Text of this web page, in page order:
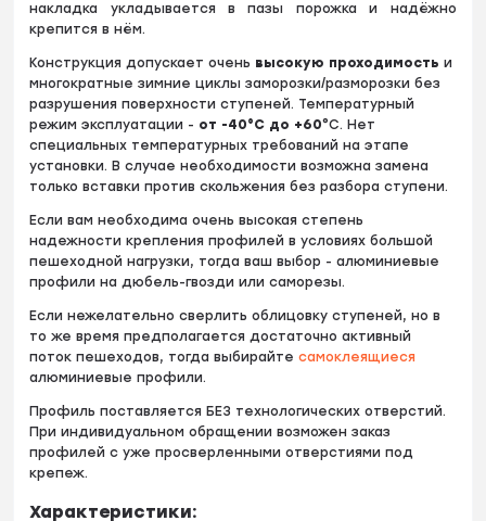
накладка укладывается в пазы порожка и надёжно
крепится в нём.
Конструкция допускает очень высокую проходимость и
многократные зимние циклы заморозки/разморозки без
разрушения поверхности ступеней. Температурный
режим эксплуатации - от -40°С до +60°С. Нет
специальных температурных требований на этапе
установки. В случае необходимости возможна замена
только вставки против скольжения без разбора ступени.
Если вам необходима очень высокая степень
надежности крепления профилей в условиях большой
пешеходной нагрузки, тогда ваш выбор - алюминиевые
профили на дюбель-гвозди или саморезы.
Если нежелательно сверлить облицовку ступеней, но в
то же время предполагается достаточно активный
поток пешеходов, тогда выбирайтесамоклеящиеся
алюминиевые профили.
Профиль поставляется БЕЗ технологических отверстий.
При индивидуальном обращении возможен заказ
профилей с уже просверленными отверстиями под
крепеж.
Характеристики: